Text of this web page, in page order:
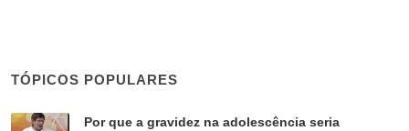
TÓPICOS POPULARES
Por que a gravidez na adolescência seria